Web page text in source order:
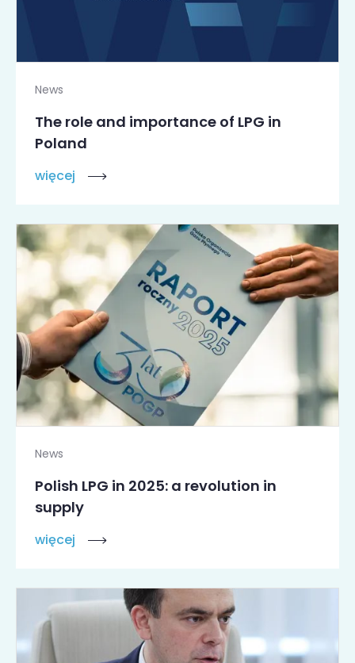
News
The role and importance of LPG in
Poland
więcej
News
Polish LPG in 2025: a revolution in
supply
więcej